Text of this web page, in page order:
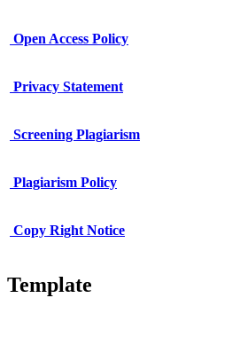
Open Access Policy
Privacy Statement
Screening Plagiarism
Plagiarism Policy
Copy Right Notice
Template